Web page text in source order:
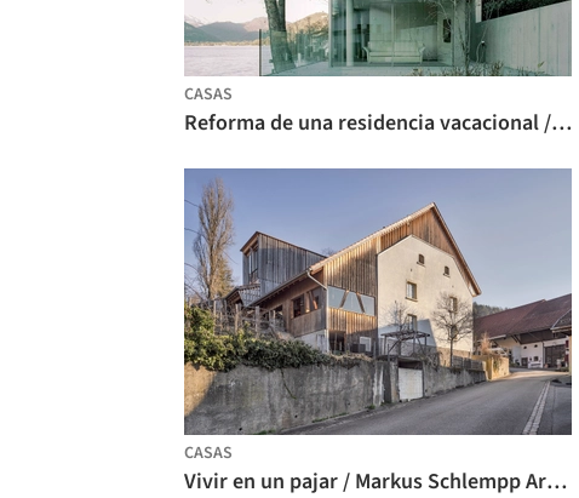
CASAS
Reforma de una residencia vacacional / Raffaele Cammarata architetto
CASAS
Vivir en un pajar / Markus Schlempp Architekt